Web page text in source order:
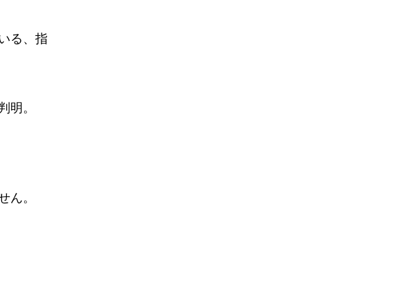
る、指
明。
ん。